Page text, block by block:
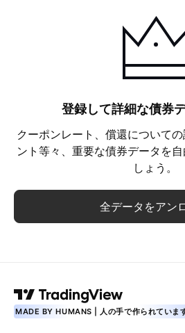
登録して詳細な債券
クーポンレート、償還について
ント等々、重要な債券データを
しょう。
全データをアン
MADE BY HUMANS | 人の手で作られていま